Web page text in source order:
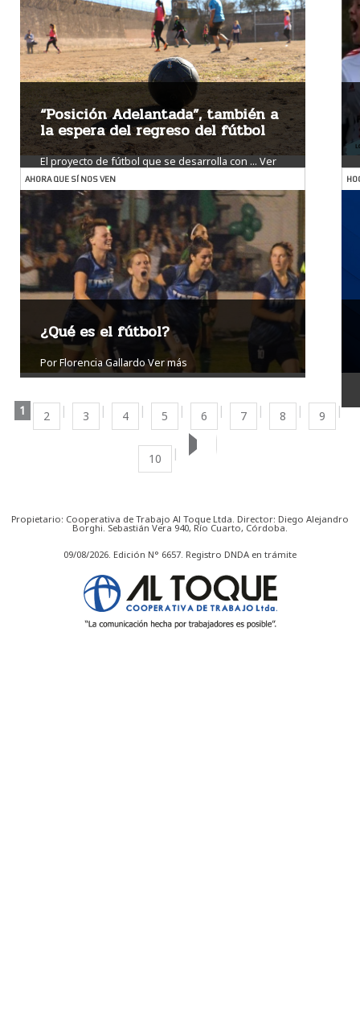
“Posición Adelantada”, también a
la espera del regreso del fútbol
El proyecto de fútbol que se desarrolla con ... Ver
más
AHORA QUE SÍ NOS VEN
¿Qué es el fútbol?
Por Florencia GallardoVer más
1 2 3 4 5 6 7 8 9
10
Propietario: Cooperativa de Trabajo Al Toque Ltda. Director: Diego Alejandro
Borghi. Sebastián Vera 940, Río Cuarto, Córdoba.
09/08/2026. Edición N° 6657. Registro DNDA en trámite